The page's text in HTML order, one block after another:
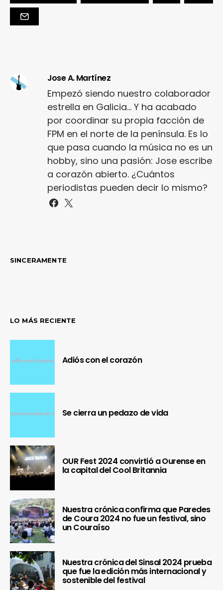
Jose A. Martínez
Empezó siendo nuestro colaborador
estrella en Galicia... Y ha acabado
por coordinar su propia facción de
FPM en el norte de la península. Es lo
que pasa cuando la música no es un
hobby, sino una pasión: Jose escribe
a corazón abierto. ¿Cuántos
periodistas pueden decir lo mismo?
SINCERAMENTE
LO MÁS RECIENTE
Adiós con el corazón
Se cierra un pedazo de vida
OUR Fest 2024 convirtió a Ourense en
la capital del Cool Britannia
Nuestra crónica confirma que Paredes
de Coura 2024 no fue un festival, sino
un Couraíso
Nuestra crónica del Sinsal 2024 prueba
que fue la edición más internacional y
sostenible del festival